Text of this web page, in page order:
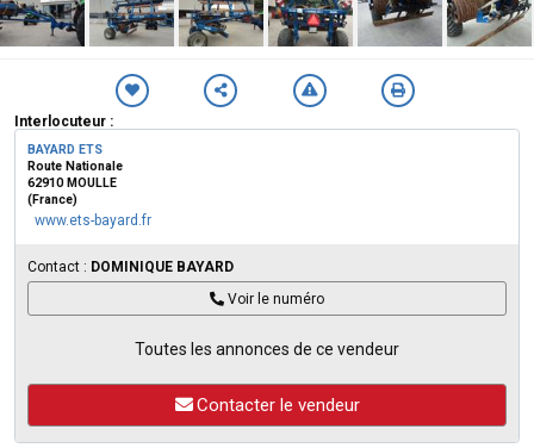
Interlocuteur :
BAYARD ETS
Route Nationale
62910 MOULLE
(France)
www.ets-bayard.fr
Contact : DOMINIQUE BAYARD
Voir le numéro
Toutes les annonces de ce vendeur
Contacter le vendeur